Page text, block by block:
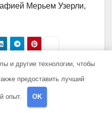
Мерьем Узерли,
Алексей Воевода –
легенда жизни и спорта.
Разносторонний талант
и непобедимый чемпион
и другие технологии, чтобы
предоставить лучший
опыт. OK